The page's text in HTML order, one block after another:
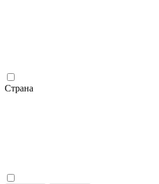
Страна